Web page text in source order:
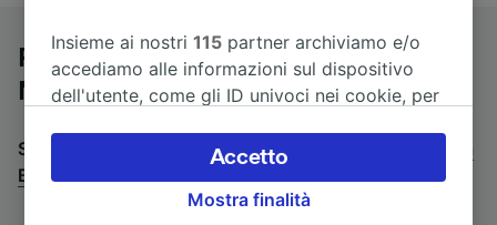
Pullman da Göttingen a Bruxelles-
Midi
Stai cercando un viaggio di ritorno? Vai su
Bruxelles-Midi a Göttingen
Insieme ai nostri115 partner archiviamo e/o
accediamo alle informazioni sul dispositivo
dell'utente, come gli ID univoci nei cookie, per
accettare o gestire le proprie scelte facendo
clic di seguito, tra cui il proprio diritto di
opporsi sulla base di un interesse legittimo o
Mostra finalità
Accetto